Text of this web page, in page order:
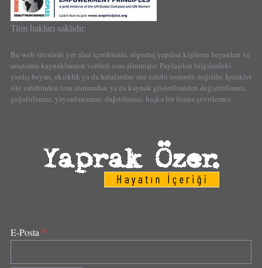
Tüm hakları saklıdır.
Bu web sitesinde yer alan içeriklerde, röportaj yapılan kişilerin beyanları ve
araştırma kaynaklarının verileri esas alınmıştır. Paylaşılan bilgilerdeki
yanlış beyan, eksiklik ya da hatalardan site sahibi sorumlu değildir. İçerikler
site sahibinden izin alınmadan ya da kaynak gösterilmeden değiştirilemez,
çoğaltılamaz, yayımlanamaz, dağıtılamaz, başka bir lisana çevrilemez.
E-Posta *